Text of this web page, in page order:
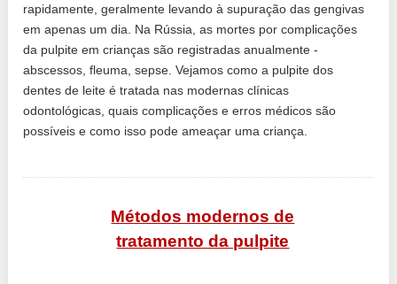
rapidamente, geralmente levando à supuração das gengivas
em apenas um dia. Na Rússia, as mortes por complicações
da pulpite em crianças são registradas anualmente -
abscessos, fleuma, sepse. Vejamos como a pulpite dos
dentes de leite é tratada nas modernas clínicas
odontológicas, quais complicações e erros médicos são
possíveis e como isso pode ameaçar uma criança.
Métodos modernos de
tratamento da pulpite